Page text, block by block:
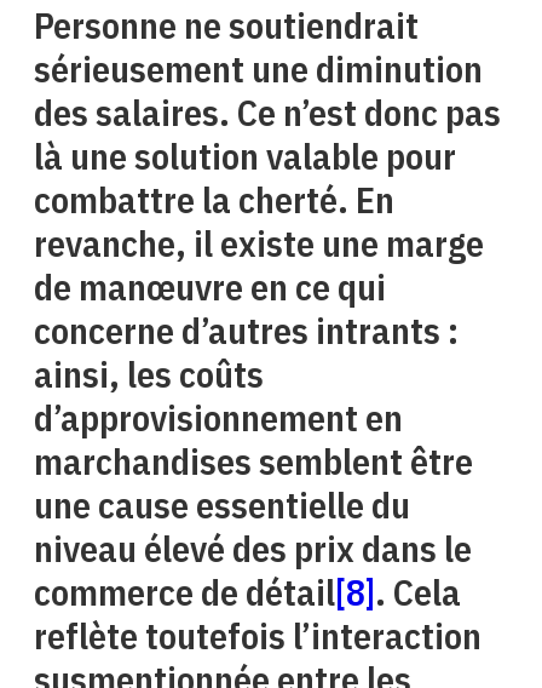
Personne ne soutiendrait
sérieusement une diminution
des salaires. Ce n’est donc pas
là une solution valable pour
combattre la cherté. En
revanche, il existe une marge
de manœuvre en ce qui
concerne d’autres intrants :
ainsi, les coûts
d’approvisionnement en
marchandises semblent être
une cause essentielle du
niveau élevé des prix dans le
commerce de détail[8]. Cela
reflète toutefois l’interaction